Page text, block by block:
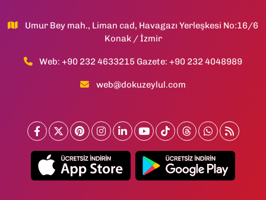
Umur Bey mah., Liman cad, Havagazı Yerleşkesi No:16/6
Konak / İzmir
Web: +90 232 4633215 Gazete: +90 232 4048989
web@dokuzeylul.com